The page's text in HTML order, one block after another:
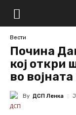
Вести
Почина
кој откри
во
By ДСП Ленка